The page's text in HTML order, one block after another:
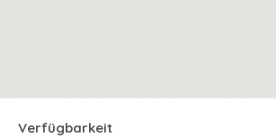
Verfügbarkeit